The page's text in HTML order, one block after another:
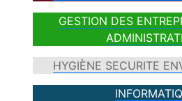
GESTION DES
HYGIÈNE SECURITE